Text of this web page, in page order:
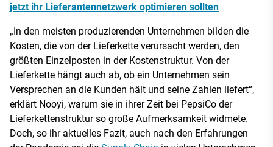
jetzt ihr Lieferantennetzwerk optimieren sollten
„In den meisten produzierenden Unternehmen bilden die
Kosten, die von der Lieferkette verursacht werden, den
größten Einzelposten in der Kostenstruktur. Von der
Lieferkette hängt auch ab, ob ein Unternehmen sein
Versprechen an die Kunden hält und seine Zahlen liefert“,
erklärt Nooyi, warum sie in ihrer Zeit bei PepsiCo der
Lieferkettenstruktur so große Aufmerksamkeit widmete.
Doch, so ihr aktuelles Fazit, auch nach den Erfahrungen